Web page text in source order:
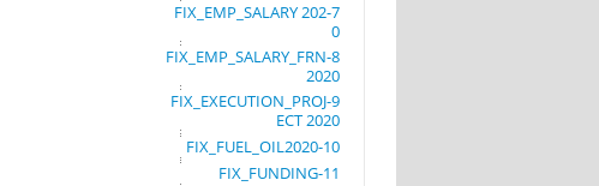
7-FIX_EMP_SALARY 202
0
8-FIX_EMP_SALARY_FRN
2020
9-FIX_EXECUTION_PROJ
ECT 2020
10-FIX_FUEL_OIL2020
11-FIX_FUNDING